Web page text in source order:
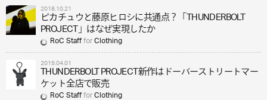
2018.10.21
ピカチュウと藤原ヒロシに共通点？「THUNDERBOLT
PROJECT」はなぜ実現したか
RoC StaffforClothing
2019.04.01
THUNDERBOLT PROJECT新作はドーバーストリートマー
ケット全店で販売
RoC StaffforClothing